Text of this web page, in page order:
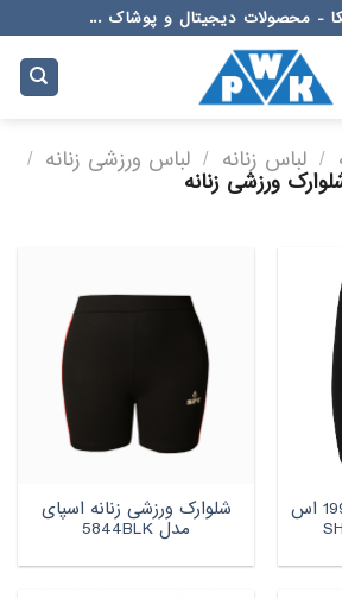
- محصولات دیجیتال و پوشاک ...
/ لباس زنانه / لباس ورزشی زنانه /
ورزشی زنانه
شلوارک ورزشی زنانه 1991 اس شلوارک ورزشی زنانه اسپای
مدل 5844BLK